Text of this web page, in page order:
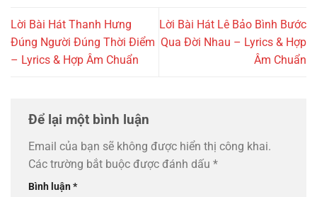
Lời Bài Hát Thanh Hưng
Đúng Người Đúng Thời Điểm
– Lyrics & Hợp Âm Chuẩn
Lời Bài Hát Lê Bảo Bình Bước
Qua Đời Nhau – Lyrics & Hợp
Âm Chuẩn
Để lại một bình luận
Email của bạn sẽ không được hiển thị công khai.
Các trường bắt buộc được đánh dấu *
Bình luận*